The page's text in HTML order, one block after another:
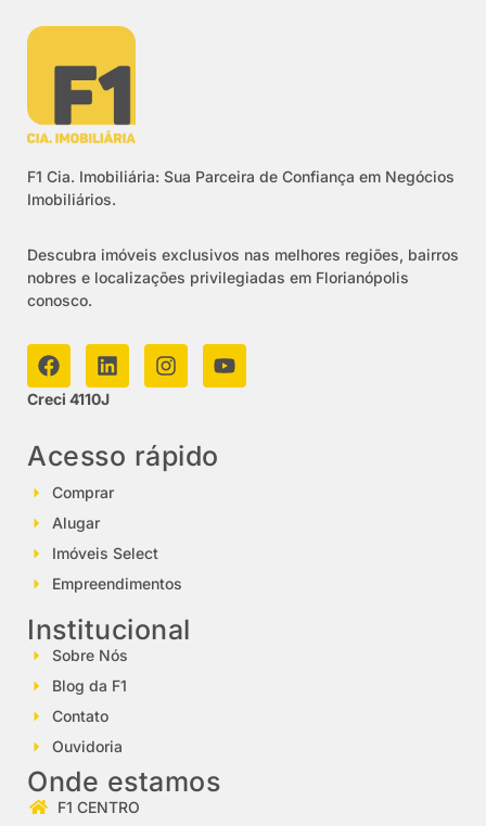
F1 Cia. Imobiliária: Sua Parceira de Confiança em Negócios
Imobiliários.
Descubra imóveis exclusivos nas melhores regiões, bairros
nobres e localizações privilegiadas em Florianópolis
conosco.
Creci 4110J
Acesso rápido
Comprar
Alugar
Imóveis Select
Empreendimentos
Institucional
Sobre Nós
Blog da F1
Contato
Ouvidoria
Onde estamos
F1 CENTRO